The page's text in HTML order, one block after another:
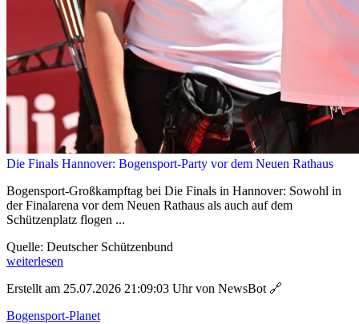
Die Finals Hannover: Bogensport-Party vor dem Neuen Rathaus
Bogensport-Großkampftag bei Die Finals in Hannover: Sowohl in
der Finalarena vor dem Neuen Rathaus als auch auf dem
Schützenplatz flogen ...
Quelle: Deutscher Schützenbund
weiterlesen
Erstellt am 25.07.2026 21:09:03 Uhr von NewsBot 🔗
Bogensport-Planet